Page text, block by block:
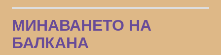
МИНАВАНЕТО НА
БАЛКАНА